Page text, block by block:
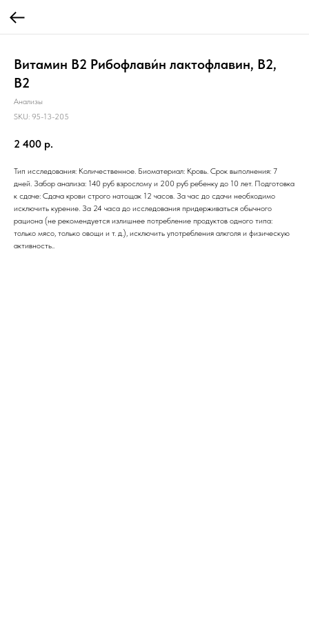
Витамин B2 Рибофлави́н лактофлавин, В2,
B2
Анализы
SKU: 95-13-205
2 400 р.
Тип исследования: Количественное. Биоматериал: Кровь. Срок выполнения: 7
дней. Забор анализа: 140 руб взрослому и 200 руб ребенку до 10 лет. Подготовка
к сдаче: Сдача крови строго натощак 12 часов. За час до сдачи необходимо
исключить курение. За 24 часа до исследования придерживаться обычного
рациона (не рекомендуется излишнее потребление продуктов одного типа:
только мясо, только овощи и т. д.), исключить употребления алкголя и физическую
активность..